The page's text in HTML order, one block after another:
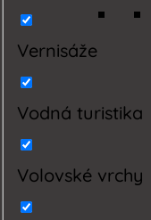
Vernisáže
Vodná turistika
Volovské vrchy